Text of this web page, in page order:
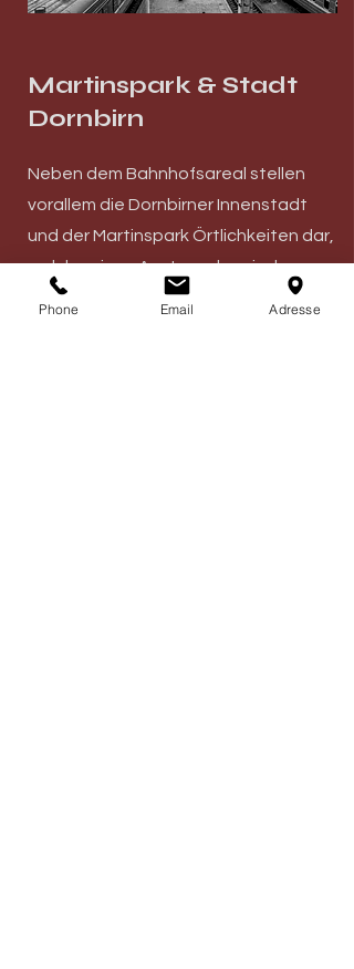
Martinspark & Stadt
Dornbirn
Neben dem Bahnhofsareal stellen
vorallem die Dornbirner Innenstadt
und der Martinspark Örtlichkeiten dar,
welche einen Austausch zwischen
unseren Mitarbeiter:Innen und
Phone Email Adresse